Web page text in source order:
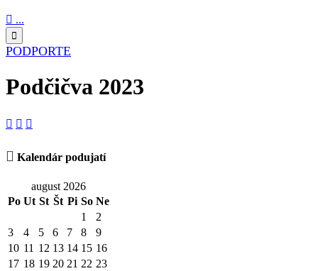
 ...

PODPORTE
Podčičva 2023
  
 Kalendár podujatí
august 2026
Po Ut St Št Pi So Ne
1
2
3
4 5 6 7 8
9
10 11 12 13 14 15 16
17 18 19 20 21 22 23